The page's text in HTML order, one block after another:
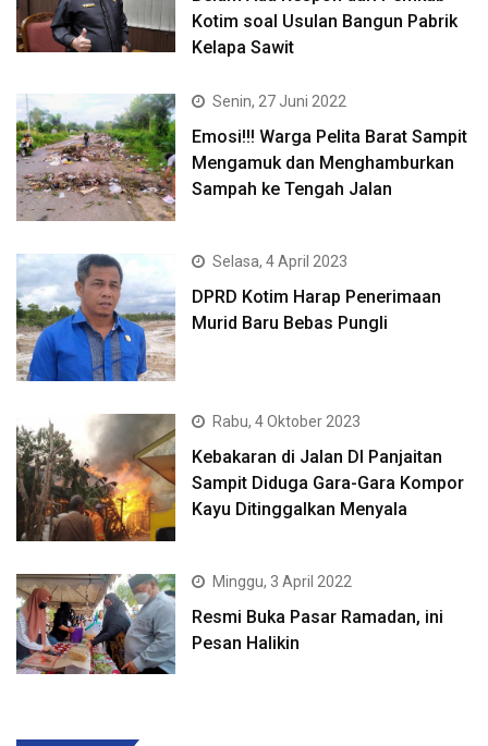
Kotim soal Usulan Bangun Pabrik
Kelapa Sawit
Senin, 27 Juni 2022
Emosi!!! Warga Pelita Barat Sampit
Mengamuk dan Menghamburkan
Sampah ke Tengah Jalan
Selasa, 4 April 2023
DPRD Kotim Harap Penerimaan
Murid Baru Bebas Pungli
Rabu, 4 Oktober 2023
Kebakaran di Jalan DI Panjaitan
Sampit Diduga Gara-Gara Kompor
Kayu Ditinggalkan Menyala
Minggu, 3 April 2022
Resmi Buka Pasar Ramadan, ini
Pesan Halikin